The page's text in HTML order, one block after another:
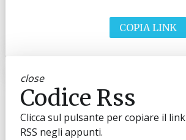
COPIA LINK
close
Codice Rss
Clicca sul pulsante per copiare il link
RSS negli appunti.